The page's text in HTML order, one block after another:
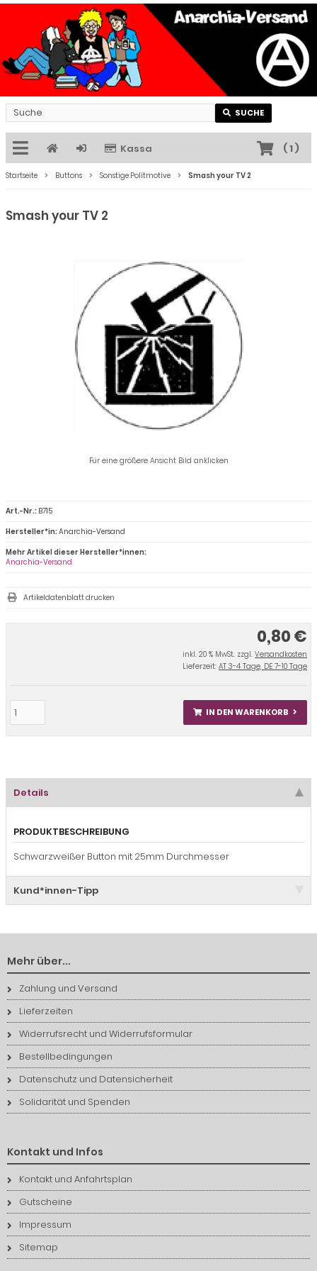
SUCHE
Kassa (1)
Startseite Buttons Sonstige Politmotive Smash your TV 2
Smash your TV 2
Für eine größere Ansicht Bild anklicken
0,80 €
inkl. 20 % MwSt. zzgl. Versandkosten
Lieferzeit: AT 3-4 Tage, DE 7-10 Tage
IN DEN WARENKORB
Art.-Nr.: B715
Hersteller*in:Anarchia-Versand
Mehr Artikel dieser Hersteller*innen:
Anarchia-Versand
Artikeldatenblatt drucken
Details
PRODUKTBESCHREIBUNG
Schwarzweißer Button mit 25mm Durchmesser
Kund*innen-Tipp
Mehr über...
Zahlung und Versand
Lieferzeiten
Widerrufsrecht und Widerrufsformular
Bestellbedingungen
Datenschutz und Datensicherheit
Solidarität und Spenden
Kontakt und Infos
Kontakt und Anfahrtsplan
Gutscheine
Impressum
Sitemap